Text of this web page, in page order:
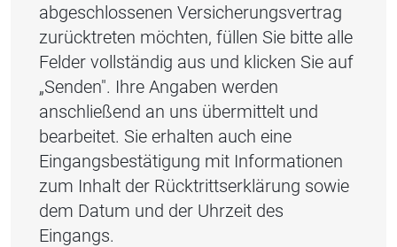
abgeschlossenen Versicherungsvertrag
zurücktreten möchten, füllen Sie bitte alle
Felder vollständig aus und klicken Sie auf
„Senden". Ihre Angaben werden
anschließend an uns übermittelt und
bearbeitet. Sie erhalten auch eine
Eingangsbestätigung mit Informationen
zum Inhalt der Rücktrittserklärung sowie
dem Datum und der Uhrzeit des
Eingangs.